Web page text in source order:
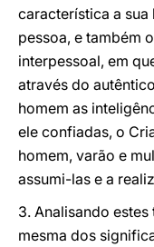
característica a sua
pessoa, e também
interpessoal, em
através do
homem as
ele confiadas, o
homem, varão e
assumi-las e a
3. Analisando
mesma dos